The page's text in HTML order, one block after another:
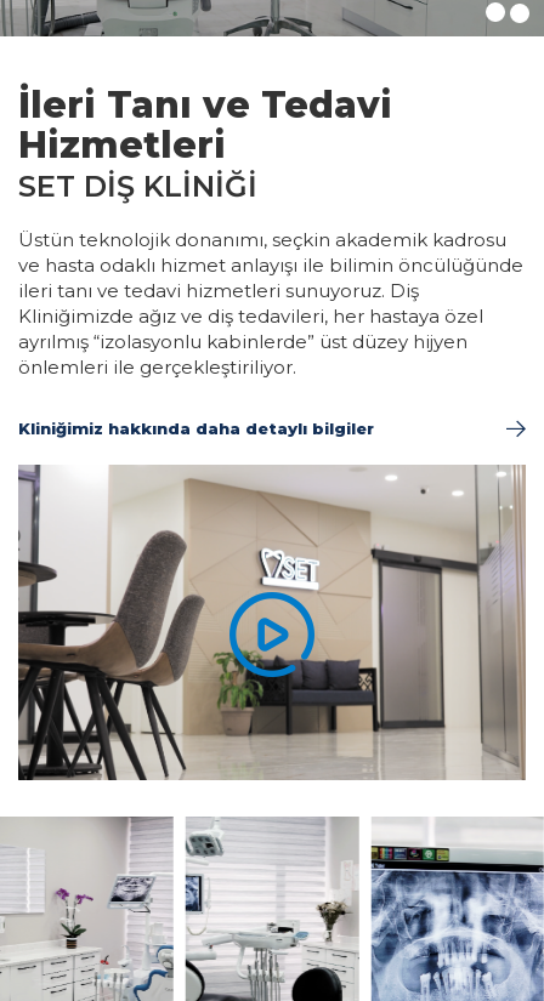
İleri Tanı ve Tedavi
Hizmetleri
SET DİŞ KLİNİĞİ
Üstün teknolojik donanımı, seçkin akademik kadrosu
ve hasta odaklı hizmet anlayışı ile bilimin öncülüğünde
ileri tanı ve tedavi hizmetleri sunuyoruz. Diş
Kliniğimizde ağız ve diş tedavileri, her hastaya özel
ayrılmış “izolasyonlu kabinlerde” üst düzey hijyen
önlemleri ile gerçekleştiriliyor.
Kliniğimiz hakkında daha detaylı bilgiler